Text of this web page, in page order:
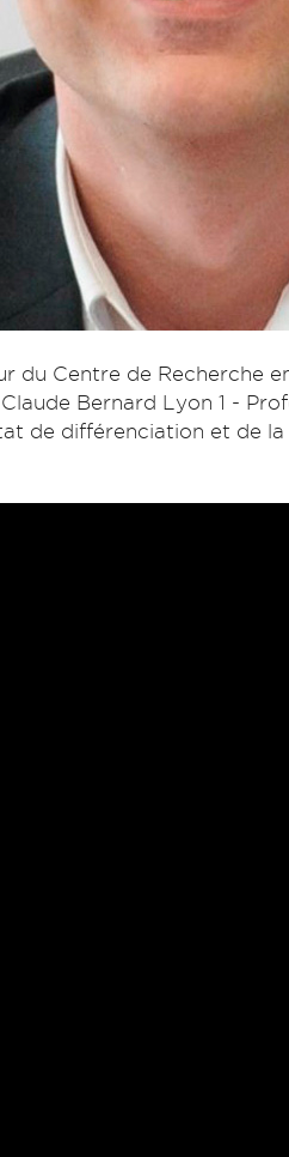
du Centre de Recherche
Bernard Lyon 1 -
de différenciation et de la